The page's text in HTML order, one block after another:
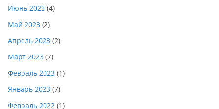
Июнь 2023 (4)
Май 2023 (2)
Апрель 2023 (2)
Март 2023 (7)
Февраль 2023 (1)
Январь 2023 (7)
Февраль 2022 (1)